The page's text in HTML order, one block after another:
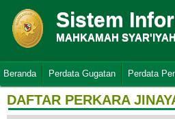
Sistem
MAHKAMAH
Beranda Perdata Gugatan Perdata
DAFTAR PERKARA